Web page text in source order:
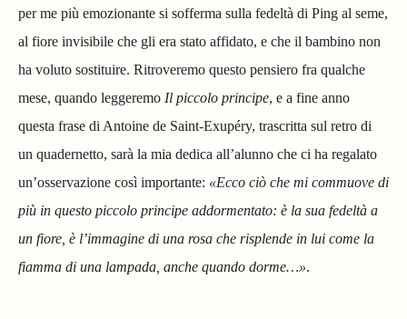
per me più emozionante si sofferma sulla fedeltà di Ping al seme,
al fiore invisibile che gli era stato affidato, e che il bambino non
ha voluto sostituire. Ritroveremo questo pensiero fra qualche
mese, quando leggeremo Il piccolo principe, e a fine anno
questa frase di Antoine de Saint-Exupéry, trascritta sul retro di
un quadernetto, sarà la mia dedica all’alunno che ci ha regalato
un’osservazione così importante: «Ecco ciò che mi commuove di
più in questo piccolo principe addormentato: è la sua fedeltà a
un fiore, è l’immagine di una rosa che risplende in lui come la
fiamma di una lampada, anche quando dorme…».